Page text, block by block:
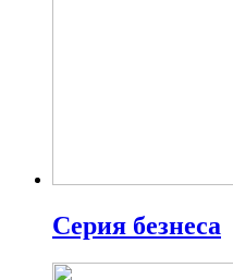
Серия безнеса